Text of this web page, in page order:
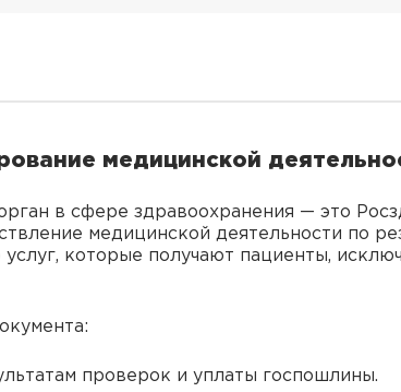
медицинской
в сфере здравоохранения — это
медицинской деятельности по
услуг, которые получают пациенты,
проверок и уплаты госпошлины.